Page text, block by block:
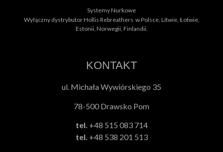
Systemy Nurkowe
Wyłączny dystrybutor Hollis Rebreathers w Polsce, Litwie, Łotwie,
Estonii, Norwegii, Finlandii.
KONTAKT
ul. Michała Wywiórskiego 35
78-500 Drawsko Pom
tel. +48 515 083 714
tel. +48 538 201 513